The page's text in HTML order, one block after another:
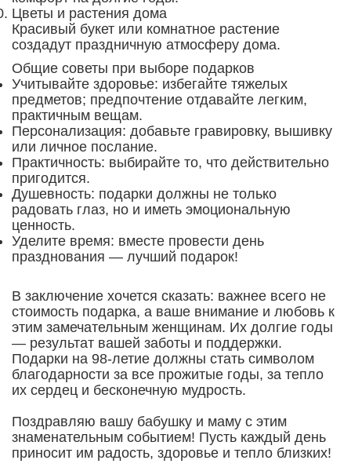
Цветы и растения дома
Красивый букет или комнатное растение
создадут праздничную атмосферу дома.
Общие советы при выборе подарков
Учитывайте здоровье: избегайте тяжелых
предметов; предпочтение отдавайте легким,
практичным вещам.
Персонализация: добавьте гравировку, вышивку
или личное послание.
Практичность: выбирайте то, что действительно
пригодится.
Душевность: подарки должны не только
радовать глаз, но и иметь эмоциональную
ценность.
Уделите время: вместе провести день
празднования — лучший подарок!
В заключение хочется сказать: важнее всего не
стоимость подарка, а ваше внимание и любовь к
этим замечательным женщинам. Их долгие годы
— результат вашей заботы и поддержки.
Подарки на 98-летие должны стать символом
благодарности за все прожитые годы, за тепло
их сердец и бесконечную мудрость.
Поздравляю вашу бабушку и маму с этим
знаменательным событием! Пусть каждый день
приносит им радость, здоровье и тепло близких!